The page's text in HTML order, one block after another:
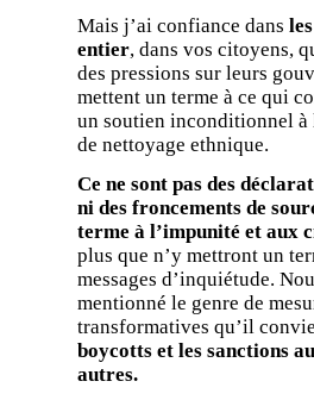
Mais j’ai confiance dans
entier, dans vos citoyens,
des pressions sur leurs
mettent un terme à ce qui
un soutien inconditionnel
de nettoyage ethnique.
Ce ne sont pas des
ni des froncements de
terme à l’impunité et aux
plus que n’y mettront un
messages d’inquiétude.
mentionné le genre de
transformatives qu’il
boycotts et les sanctions
autres.